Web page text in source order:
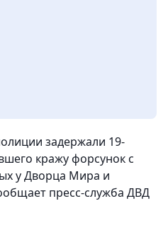
задержали 19-
кражу форсунок с
у Дворца Мира и
пресс-служба ДВД